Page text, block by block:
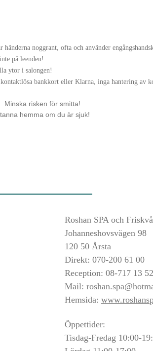
noggrant, ofta och använder
på leenden!
ytor i salongen!
bankkort eller Klarna, inga hantering av
Minska risken för smitta!
hemma om du är sjuk!
Roshan SPA och
Johanneshovsvägen 98
120 50 Årsta
Direkt: 070-200 61 00
Reception: 08-717 13 52
Mail:
Hemsida:
Öppettider:
Tisdag-Fredag 10:00-